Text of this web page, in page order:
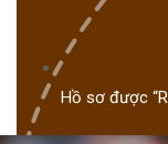
Hồ sơ được